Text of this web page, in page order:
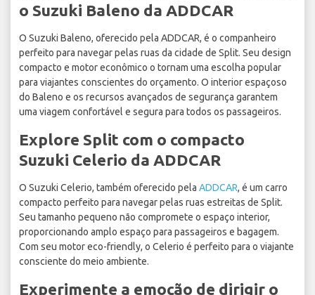
o Suzuki Baleno da ADDCAR
O Suzuki Baleno, oferecido pela ADDCAR, é o companheiro
perfeito para navegar pelas ruas da cidade de Split. Seu design
compacto e motor econômico o tornam uma escolha popular
para viajantes conscientes do orçamento. O interior espaçoso
do Baleno e os recursos avançados de segurança garantem
uma viagem confortável e segura para todos os passageiros.
Explore Split com o compacto
Suzuki Celerio da ADDCAR
O Suzuki Celerio, também oferecido pela ADDCAR, é um carro
compacto perfeito para navegar pelas ruas estreitas de Split.
Seu tamanho pequeno não compromete o espaço interior,
proporcionando amplo espaço para passageiros e bagagem.
Com seu motor eco-friendly, o Celerio é perfeito para o viajante
consciente do meio ambiente.
Experimente a emoção de dirigir o